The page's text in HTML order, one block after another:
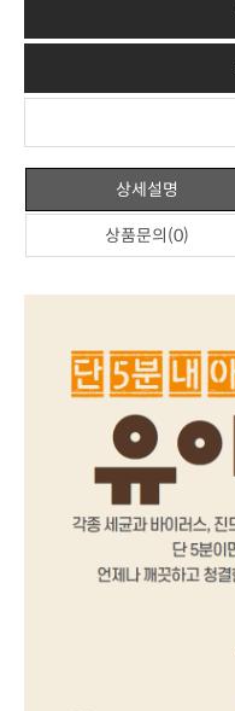
상세설명
상품문의(0)